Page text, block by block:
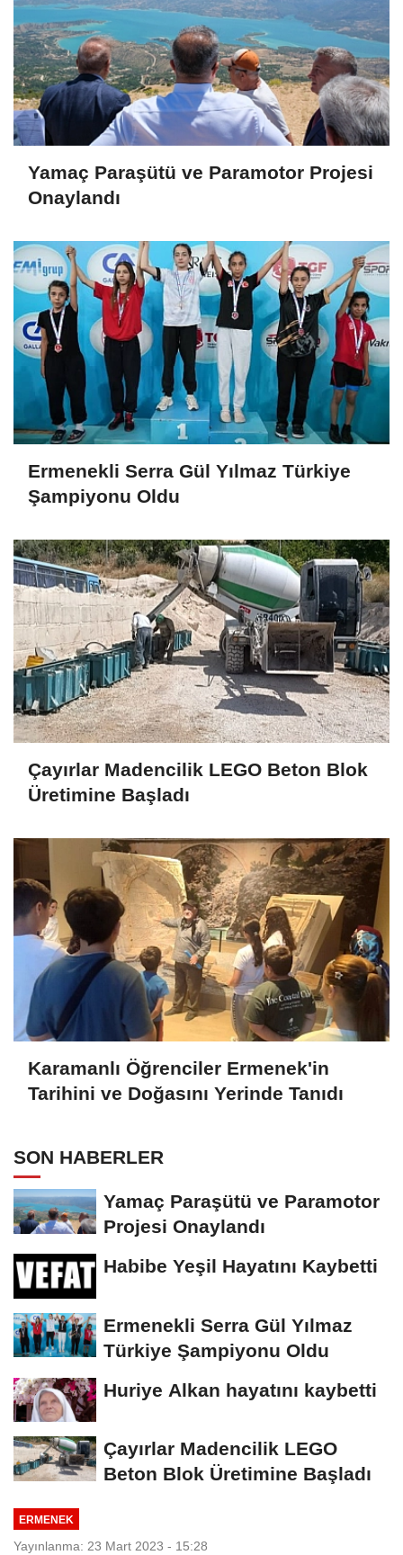
Yamaç Paraşütü ve Paramotor Projesi
Onaylandı
Ermenekli Serra Gül Yılmaz Türkiye
Şampiyonu Oldu
Çayırlar Madencilik LEGO Beton Blok
Üretimine Başladı
Karamanlı Öğrenciler Ermenek'in
Tarihini ve Doğasını Yerinde Tanıdı
SON HABERLER
Yamaç Paraşütü ve Paramotor
Projesi Onaylandı
Habibe Yeşil Hayatını Kaybetti
Ermenekli Serra Gül Yılmaz
Türkiye Şampiyonu Oldu
Huriye Alkan hayatını kaybetti
Çayırlar Madencilik LEGO
Beton Blok Üretimine Başladı
ERMENEK
Yayınlanma: 23 Mart 2023 - 15:28